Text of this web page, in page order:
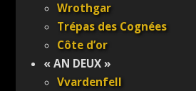
Wrothgar
Trépas des Cognées
Côte d’or
« AN DEUX »
Vvardenfell